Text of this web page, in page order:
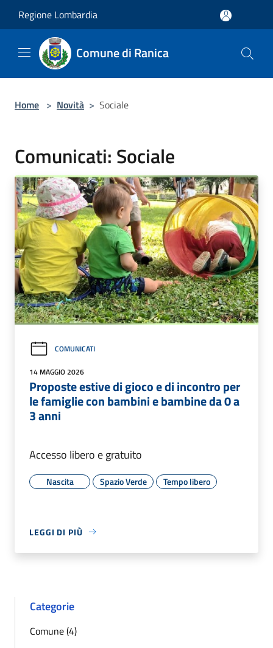
Regione Lombardia
Comune di Ranica
Home > Novità > Sociale
Comunicati: Sociale
COMUNICATI
14 MAGGIO 2026
Proposte estive di gioco e di incontro per
le famiglie con bambini e bambine da 0 a
3 anni
Accesso libero e gratuito
Nascita Spazio Verde Tempo libero
LEGGI DI PIÙ
Categorie
Comune (4)